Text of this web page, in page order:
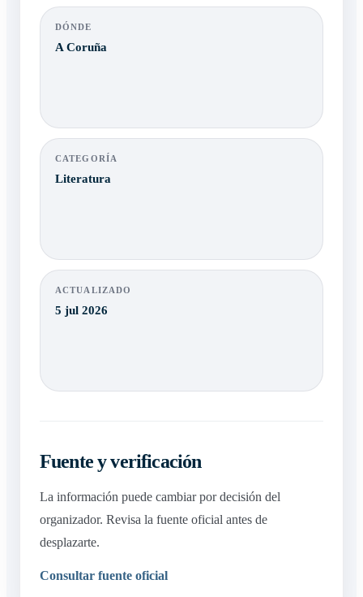
DÓNDE
A Coruña
CATEGORÍA
Literatura
ACTUALIZADO
5 jul 2026
Fuente y verificación
La información puede cambiar por decisión del
organizador. Revisa la fuente oficial antes de
desplazarte.
Consultar fuente oficial